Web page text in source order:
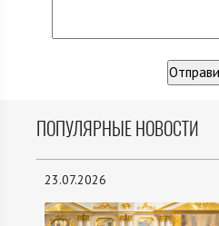
ПОПУЛЯРНЫЕ НОВОСТИ
23.07.2026